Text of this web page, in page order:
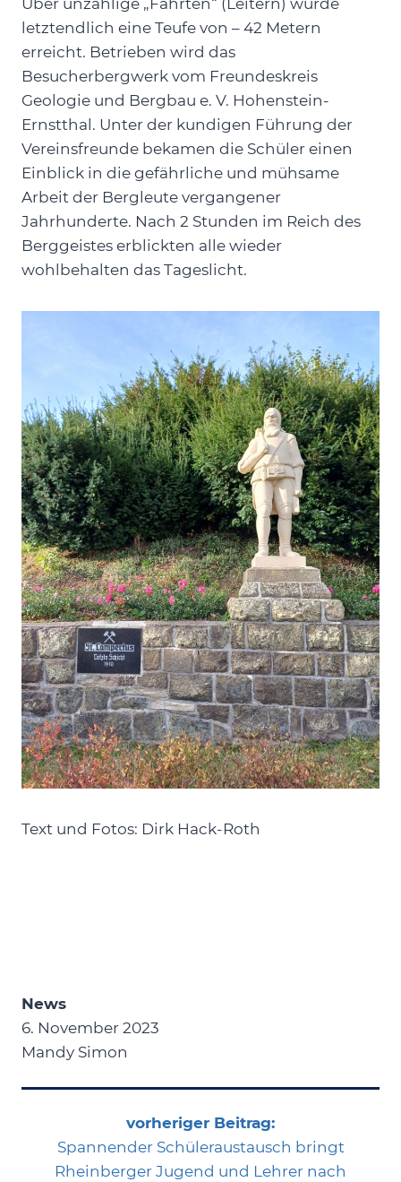
letztendlich eine Teufe von – 42 Metern
erreicht. Betrieben wird das
Besucherbergwerk vom Freundeskreis
Geologie und Bergbau e. V. Hohenstein-
Ernstthal. Unter der kundigen Führung der
Vereinsfreunde bekamen die Schüler einen
Einblick in die gefährliche und mühsame
Arbeit der Bergleute vergangener
Jahrhunderte. Nach 2 Stunden im Reich des
Berggeistes erblickten alle wieder
wohlbehalten das Tageslicht.
Text und Fotos: Dirk Hack-Roth
News
6. November 2023
Mandy Simon
vorheriger Beitrag:
Spannender Schüleraustausch bringt
Rheinberger Jugend und Lehrer nach